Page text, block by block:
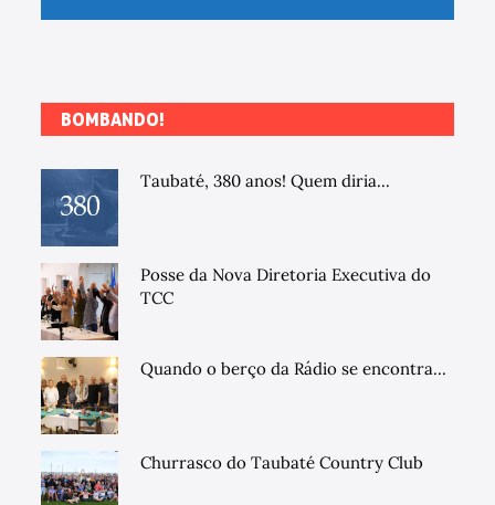
BOMBANDO!
Taubaté, 380 anos! Quem diria...
Posse da Nova Diretoria Executiva do
TCC
Quando o berço da Rádio se encontra...
Churrasco do Taubaté Country Club